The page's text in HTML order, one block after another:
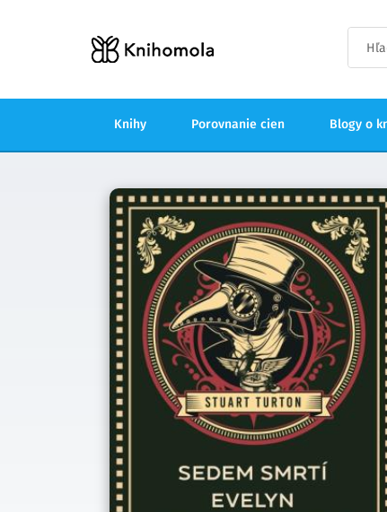
Knihy Porovnanie cien Blogy o